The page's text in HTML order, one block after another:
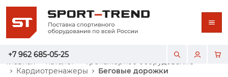
+7 962 685-05-25
Главная Каталог
Тренажерное оборудование
Кардиотренажеры
Беговые дорожки